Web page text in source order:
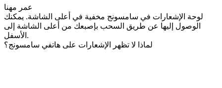
عمر مهنا
لوحة الإشعارات في سامسونج مخفية في أعلى الشاشة. يمكنك
الوصول إليها عن طريق السحب بإصبعك من أعلى الشاشة إلى
الأسفل.
لماذا لا تظهر الإشعارات على هاتفي سامسونج؟